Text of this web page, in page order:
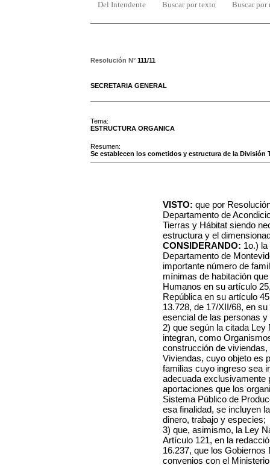
Del Intendente Buscar por texto Buscar por
Resolución N° 111/11
SECRETARIA GENERAL
Tema:
ESTRUCTURA ORGANICA
Resumen:
Se establecen los cometidos y estructura de la División
VISTO: que por
Departamento de
Tierras y Hábitat siendo
estructura y el
CONSIDERANDO: 1o.)
Departamento de
importante número de
mínimas de habitación
Humanos en su artículo
República en su artículo
13.728, de 17/XII/68, en
esencial de las personas
2) que según la citada
integran, como
construcción de
Viviendas, cuyo objeto es
familias cuyo ingreso sea
adecuada exclusivamente
aportaciones que los
Sistema Público de
esa finalidad, se incluyen
dinero, trabajo y especies;
3) que, asimismo, la Ley
Artículo 121, en la
16.237, que los
convenios con el